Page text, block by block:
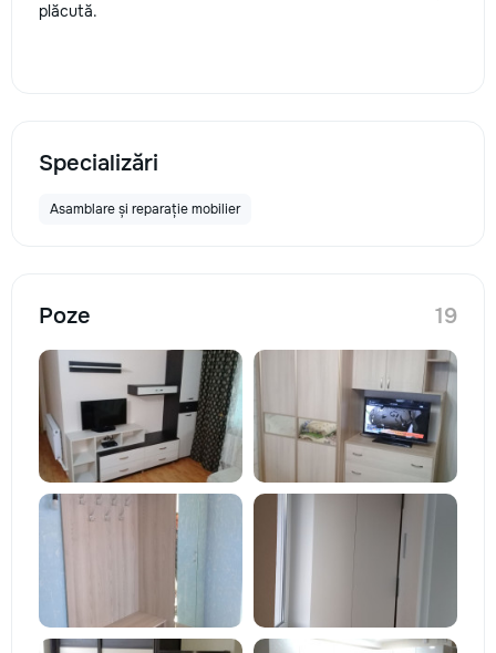
plăcută.
Specializări
Asamblare și reparație mobilier
Poze 19